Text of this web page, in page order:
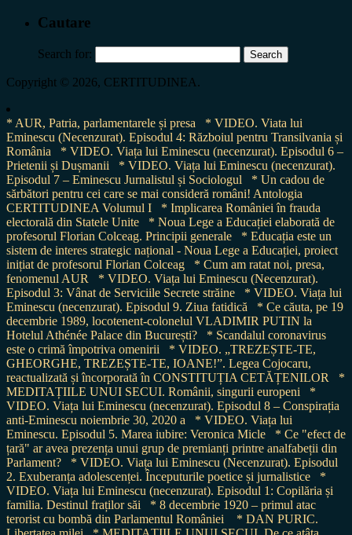
Cautare
Search for:
Copyright © 2026, CERTITUDINEA.
* AUR, Patria, parlamentarele și presa
* VIDEO. Viata lui
Eminescu (Necenzurat). Episodul 4: Războiul pentru Transilvania și
România
* VIDEO. Viața lui Eminescu (necenzurat). Episodul 6 –
Prietenii și Dușmanii
* VIDEO. Viața lui Eminescu (necenzurat).
Episodul 7 – Eminescu Jurnalistul și Sociologul
* Un cadou de
sărbători pentru cei care se mai consideră români! Antologia
CERTITUDINEA Volumul I
* Implicarea României în frauda
electorală din Statele Unite
* Noua Lege a Educației elaborată de
profesorul Florian Colceag. Principii generale
* Educația este un
sistem de interes strategic național - Noua Lege a Educației, proiect
inițiat de profesorul Florian Colceag
* Cum am ratat noi, presa,
fenomenul AUR
* VIDEO. Viața lui Eminescu (Necenzurat).
Episodul 3: Vânat de Serviciile Secrete străine
* VIDEO. Viața lui
Eminescu (necenzurat). Episodul 9. Ziua fatidică
* Ce căuta, pe 19
decembrie 1989, locotenent-colonelul VLADIMIR PUTIN la
Hotelul Athénée Palace din București?
* Scandalul coronavirus
este o crimă împotriva omenirii
* VIDEO. „TREZEȘTE-TE,
GHEORGHE, TREZEȘTE-TE, IOANE!”. Legea Cojocaru,
reactualizată și încorporată în CONSTITUȚIA CETĂȚENILOR
*
MEDITAȚIILE UNUI SECUI. Românii, singurii europeni
*
VIDEO. Viața lui Eminescu (necenzurat). Episodul 8 – Conspirația
anti-Eminescu noiembrie 30, 2020 a
* VIDEO. Viața lui
Eminescu. Episodul 5. Marea iubire: Veronica Micle
* Ce "efect de
țară" ar avea prezența unui grup de premianți printre analfabeții din
Parlament?
* VIDEO. Viața lui Eminescu (Necenzurat). Episodul
2. Exuberanța adolescenței. Începuturile poetice și jurnalistice
*
VIDEO. Viața lui Eminescu (necenzurat). Episodul 1: Copilăria și
familia. Destinul fraților săi
* 8 decembrie 1920 – primul atac
terorist cu bombă din Parlamentul României
* DAN PURIC.